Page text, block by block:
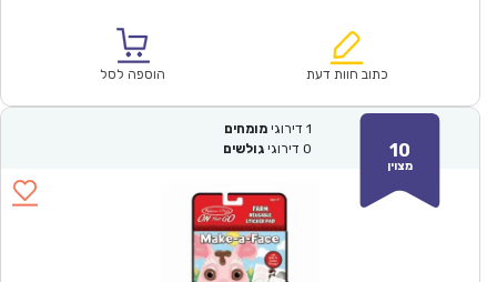
₪53.00.
הוא:
כתוב חוות דעת הוספה לסל
10
מצוין
1 דירוגי מומחים
0 דירוגי גולשים